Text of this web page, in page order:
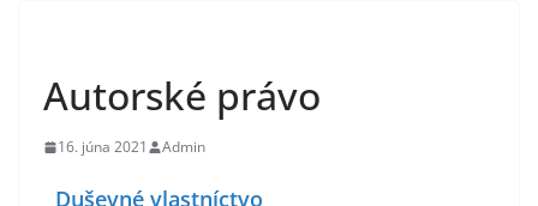
Autorské právo
16. júna 2021 Admin
Duševné vlastníctvo